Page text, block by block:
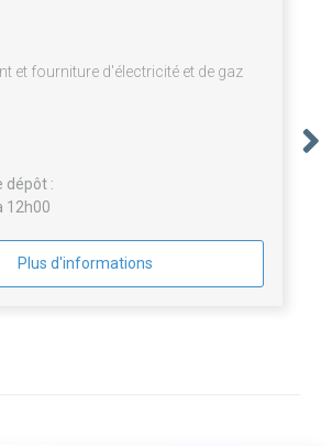
et fourniture d'électricité et de gaz
dépôt :
12h00
Plus d'informations